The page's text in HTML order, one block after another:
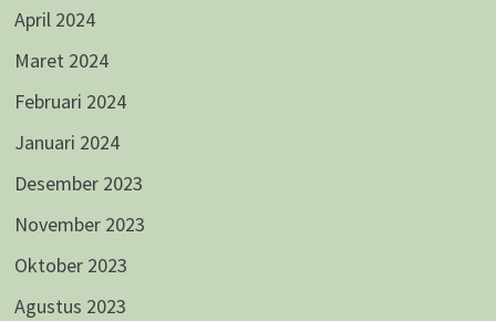
April 2024
Maret 2024
Februari 2024
Januari 2024
Desember 2023
November 2023
Oktober 2023
Agustus 2023